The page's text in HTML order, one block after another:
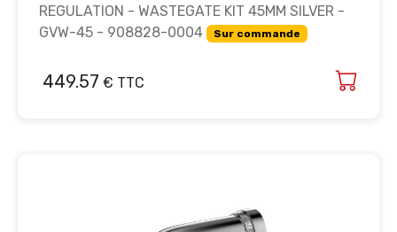
REGULATION - WASTEGATE KIT 45MM SILVER -
GVW-45 - 908828-0004
Sur commande
449.57 € TTC